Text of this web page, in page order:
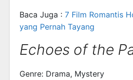
Baca Juga : 7 Film Romantis
yang Pernah Tayang
Echoes of the
Genre: Drama, Mystery